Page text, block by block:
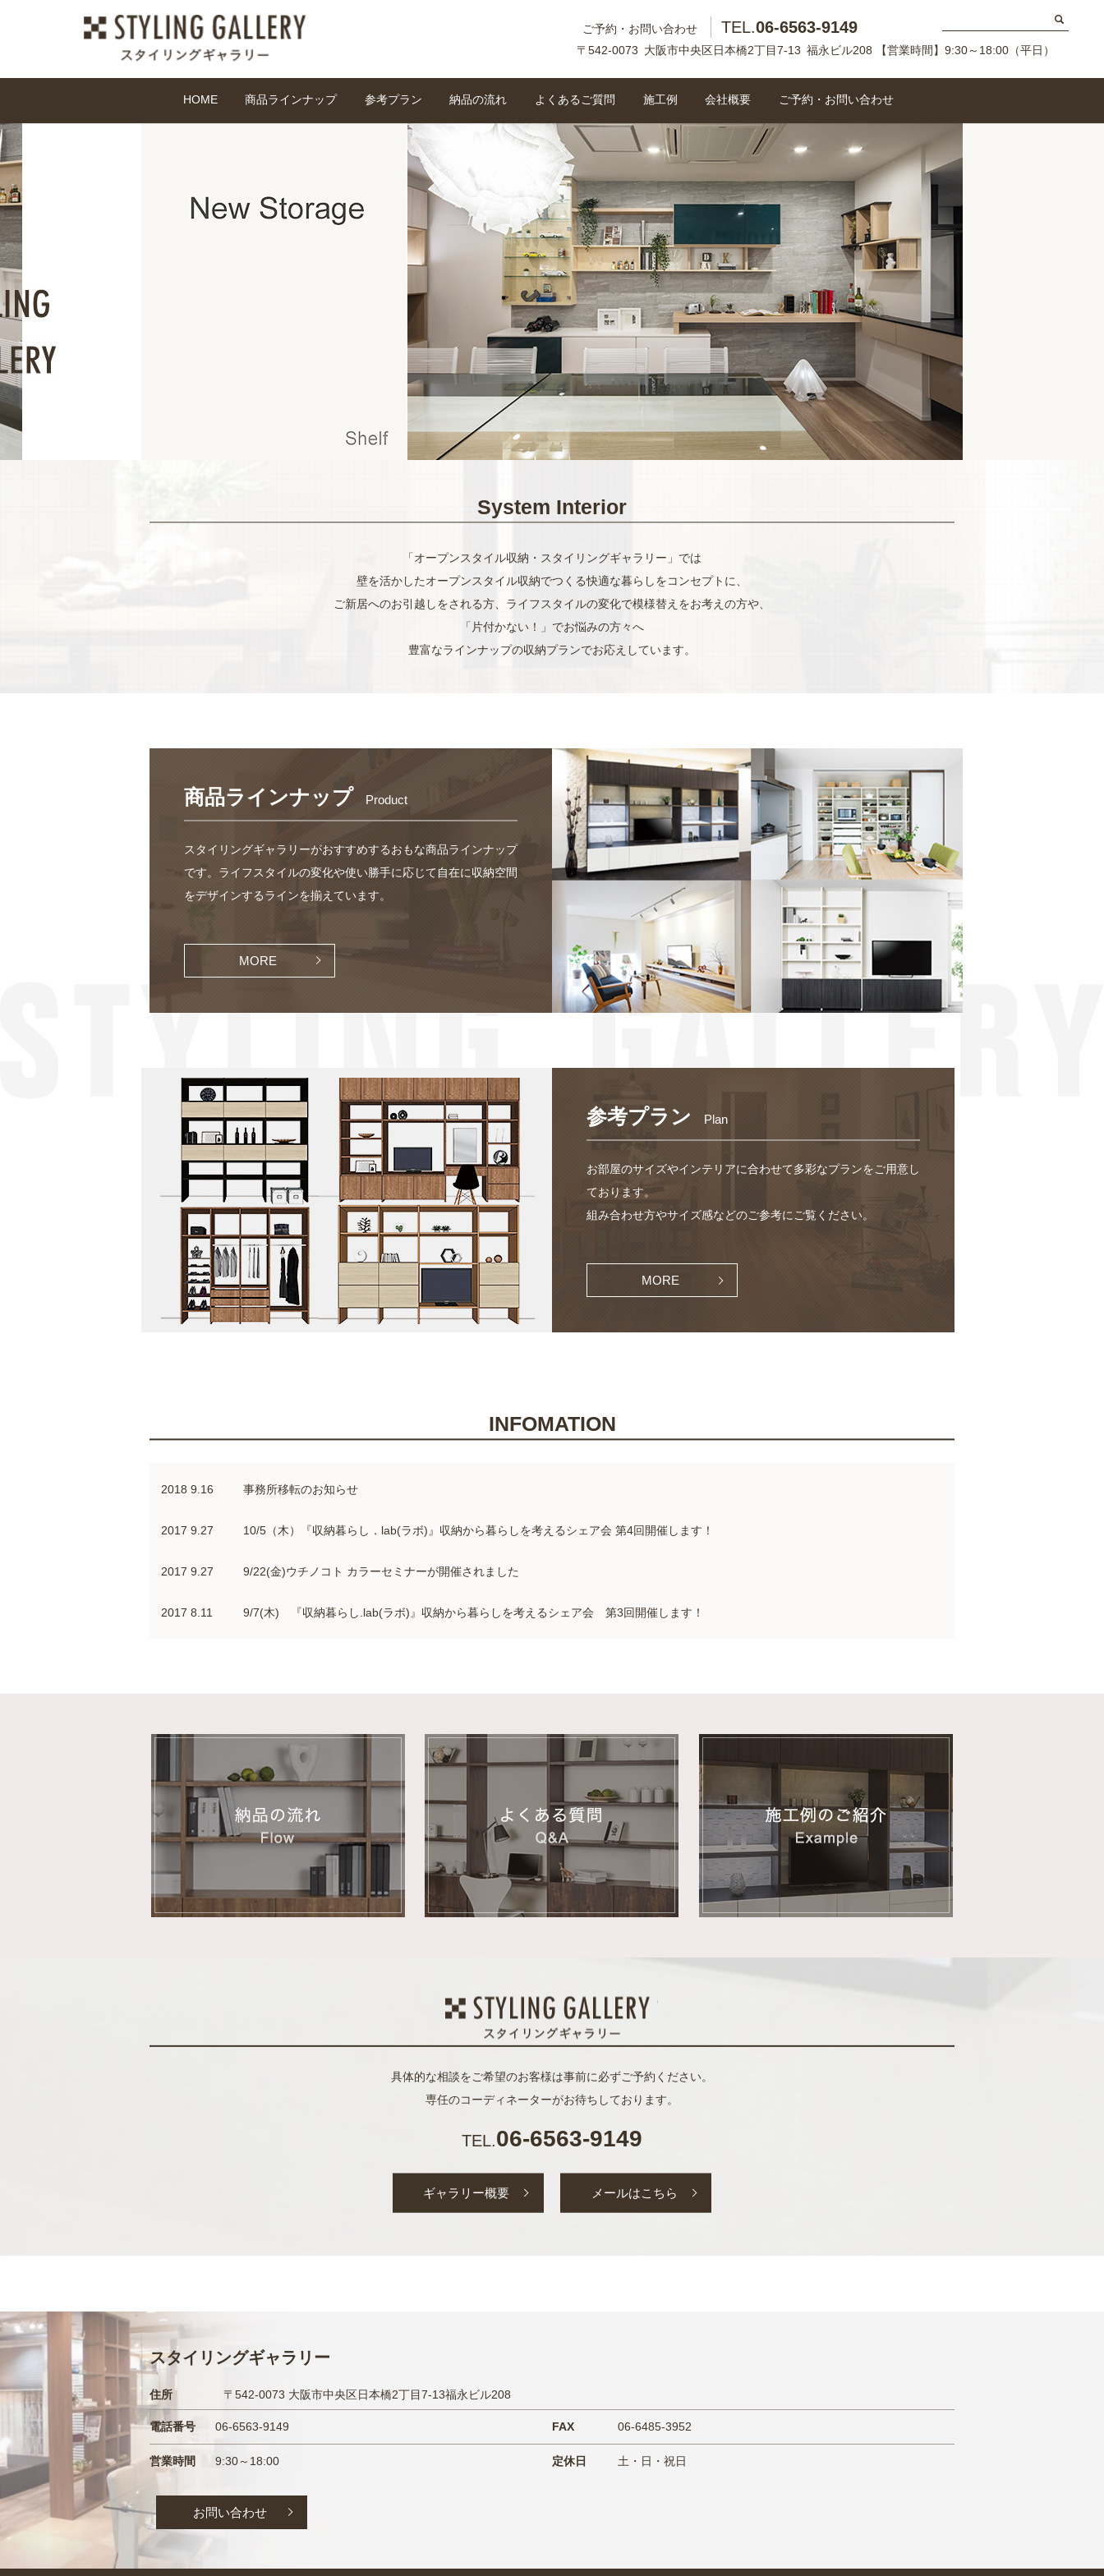
ご予約・お問い合わせ TEL.06-6563-9149
〒542-0073 大阪市中央区日本橋2丁目7-13 福永ビル208 【営業時間】9:30～18:00（平日）
HOME 商品ラインナップ 参考プラン 納品の流れ よくあるご質問 施工例 会社概要 ご予約・お問い合わせ
System Interior
「オープンスタイル収納・スタイリングギャラリー」では
壁を活かしたオープンスタイル収納でつくる快適な暮らしをコンセプトに、
ご新居へのお引越しをされる方、ライフスタイルの変化で模様替えをお考えの方や、
「片付かない！」でお悩みの方々へ
豊富なラインナップの収納プランでお応えしています。
商品ラインナップ Product
スタイリングギャラリーがおすすめするおもな商品ラインナップ
です。ライフスタイルの変化や使い勝手に応じて自在に収納空間
をデザインするラインを揃えています。
MORE
参考プラン Plan
お部屋のサイズやインテリアに合わせて多彩なプランをご用意し
ております。
組み合わせ方やサイズ感などのご参考にご覧ください。
MORE
INFOMATION
2018 9.16 事務所移転のお知らせ
2017 9.27 10/5（木）『収納暮らし．lab(ラボ)』収納から暮らしを考えるシェア会 第4回開催します！
2017 9.27 9/22(金)ウチノコト カラーセミナーが開催されました
2017 8.11 9/7(木) 『収納暮らし.lab(ラボ)』収納から暮らしを考えるシェア会 第3回開催します！
具体的な相談をご希望のお客様は事前に必ずご予約ください。
専任のコーディネーターがお待ちしております。
TEL. 06-6563-9149
ギャラリー概要 メールはこちら
スタイリングギャラリー
住所 〒542-0073 大阪市中央区日本橋2丁目7-13福永ビル208
電話番号 06-6563-9149 FAX 06-6485-3952
営業時間 9:30～18:00 定休日 土・日・祝日
お問い合わせ